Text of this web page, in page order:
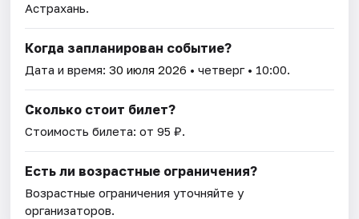
Астрахань.
Когда запланирован событие?
Дата и время:30 июля 2026 • четверг • 10:00.
Сколько стоит билет?
Стоимость билета: от 95 ₽.
Есть ли возрастные ограничения?
Возрастные ограничения уточняйте у
организаторов.